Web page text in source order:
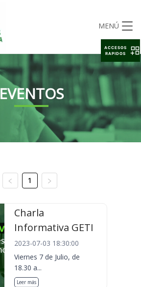
MENÚ
EVENTOS
1
Charla
Informativa GETI
2023-07-03 18:30:00
Viernes 7 de Julio, de
18.30 a...
Leer más
ACCESOS
RAPIDOS